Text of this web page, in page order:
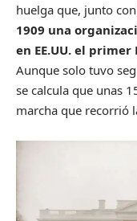
huelga que, junto
1909 una
en EE.UU. el primer
Aunque solo tuvo
se calcula que unas
marcha que recorrió